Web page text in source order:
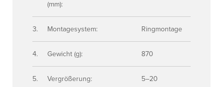
(mm):
Montagesystem: Ringmontage
Gewicht (g): 870
Vergrößerung: 5–20